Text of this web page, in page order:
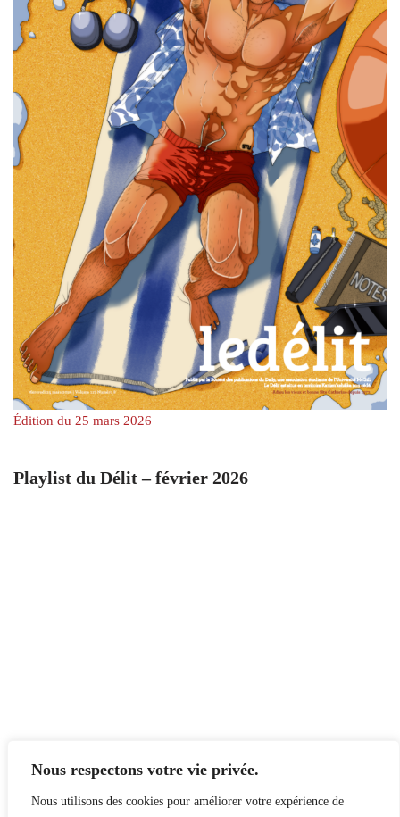
Nous respectons votre vie privée.
Nous utilisons des cookies pour améliorer votre expérience de
Édition du 25 mars 2026
Playlist du Délit – février 2026